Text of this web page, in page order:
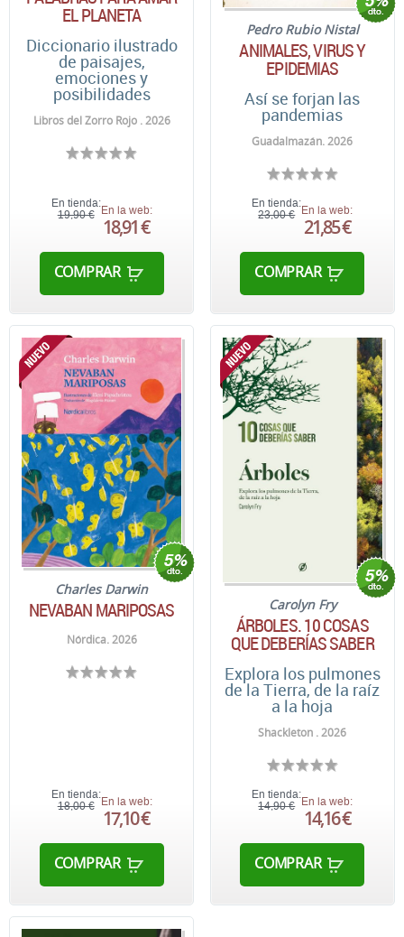
EL PLANETA
Diccionario ilustrado
de paisajes,
emociones y
posibilidades
Libros del Zorro Rojo . 2026
En tienda:
19,90 € En la web:
18,91 €
COMPRAR
Pedro Rubio Nistal
ANIMALES, VIRUS Y
EPIDEMIAS
Así se forjan las
pandemias
Guadalmazán. 2026
En tienda:
23,00 €
En la web:
21,85 €
COMPRAR
Charles Darwin
NEVABAN MARIPOSAS
Nórdica. 2026
En tienda:
18,00 € En la web:
17,10 €
COMPRAR
Carolyn Fry
ÁRBOLES. 10 COSAS
QUE DEBERÍAS SABER
Explora los pulmones
de la Tierra, de la raíz
a la hoja
Shackleton . 2026
En tienda:
14,90 €
En la web:
14,16 €
COMPRAR